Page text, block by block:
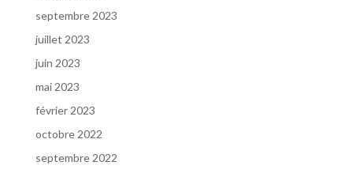
septembre 2023
juillet 2023
juin 2023
mai 2023
février 2023
octobre 2022
septembre 2022